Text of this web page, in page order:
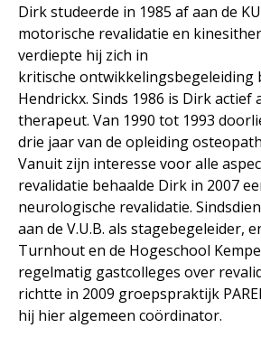
Dirk studeerde in 1985 af aan de
motorische revalidatie en
verdiepte hij zich in
kritische ontwikkelingsbegeleiding
Hendrickx. Sinds 1986 is Dirk actief
therapeut. Van 1990 tot 1993
drie jaar van de opleiding
Vanuit zijn interesse voor alle
revalidatie behaalde Dirk in 2007
neurologische revalidatie.
aan de V.U.B. als stagebegeleider,
Turnhout en de Hogeschool
regelmatig gastcolleges over
richtte in 2009 groepspraktijk
hij hier algemeen coördinator.